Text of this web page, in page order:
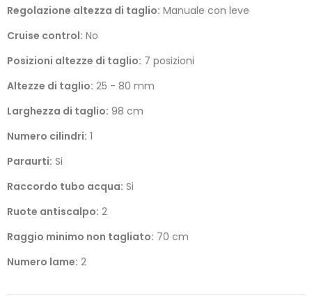
Regolazione altezza di taglio: Manuale con leve
Cruise control: No
Posizioni altezze di taglio: 7 posizioni
Altezze di taglio: 25 - 80 mm
Larghezza di taglio: 98 cm
Numero cilindri: 1
Paraurti: Si
Raccordo tubo acqua: Si
Ruote antiscalpo: 2
Raggio minimo non tagliato: 70 cm
Numero lame: 2